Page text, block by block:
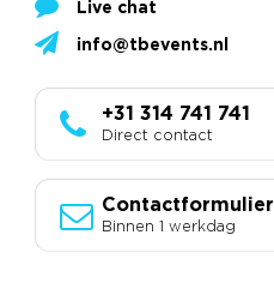
Live chat
info@tbevents.nl
+31 314 741 741
Direct contact
Contactformulier
Binnen 1 werkdag